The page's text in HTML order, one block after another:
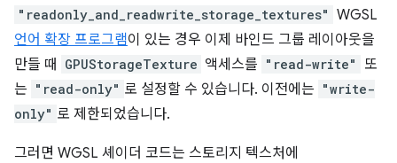
"readonly_and_readwrite_storage_textures" WGSL
언어 확장 프로그램이 있는 경우 이제 바인드 그룹 레이아웃을
만들 때
GPUStorageTexture 액세스를 "read-write"
또
는 "read-only" 로 설정할 수 있습니다. 이전에는 "write-
only" 로 제한되었습니다.
그러면 WGSL 셰이더 코드는 스토리지 텍스처에